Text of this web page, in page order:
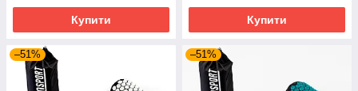
Купити Купити
–51% –51%